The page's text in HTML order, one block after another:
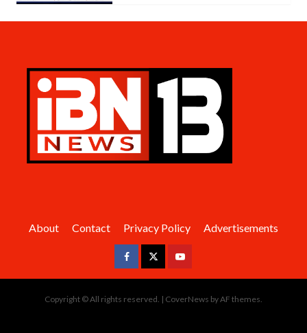
About Contact Privacy Policy Advertisements
FacebookTwitterYoutube
Copyright © All rights reserved. | CoverNews by AF themes.